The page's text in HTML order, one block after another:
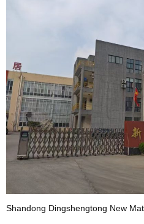
Shandong Dingshengtong New